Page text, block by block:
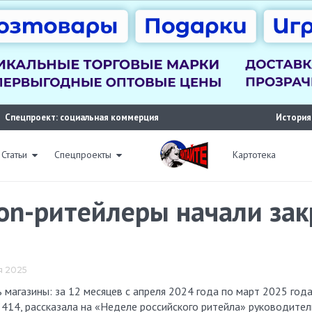
Спецпроект: социальная коммерция
Статьи Спецпроекты Картотека
ритейлеры начали
2025
рассказала на «Неделе российского ритейла»